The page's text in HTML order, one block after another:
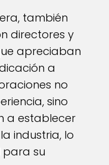
también
directores y
apreciaban
a
no
sino
a establecer
industria, lo
su